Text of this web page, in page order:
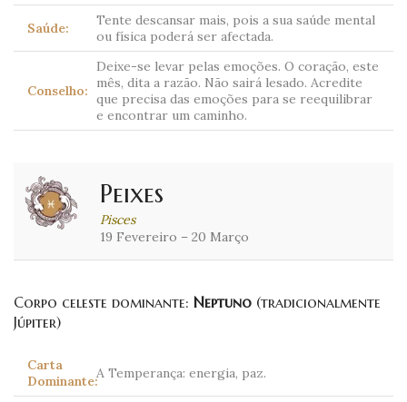
Saúde:
Tente descansar mais, pois a sua saúde mental
ou física poderá ser afectada.
Conselho:
Deixe-se levar pelas emoções. O coração, este
mês, dita a razão. Não sairá lesado. Acredite
que precisa das emoções para se reequilibrar
e encontrar um caminho.
Peixes
Pisces
19 Fevereiro – 20 Março
Corpo celeste dominante: Neptuno (tradicionalmente
Júpiter)
Carta
Dominante:A Temperança: energia, paz.